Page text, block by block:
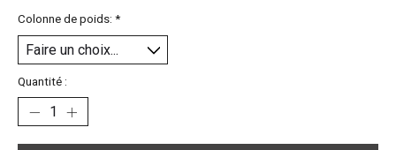
Colonne de poids: *
Quantité :